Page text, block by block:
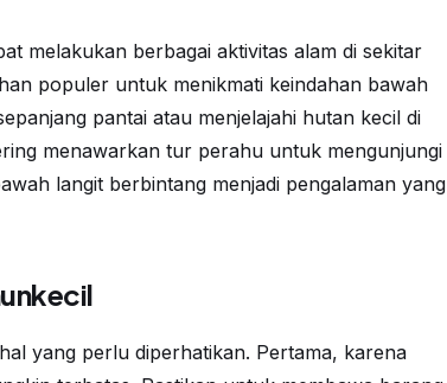
melakukan berbagai aktivitas alam di sekitar
populer untuk menikmati keindahan bawah
pantai atau menjelajahi hutan kecil di
menawarkan tur perahu untuk mengunjungi
langit berbintang menjadi pengalaman yang
yang perlu diperhatikan. Pertama, karena